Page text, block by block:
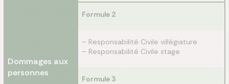
Dommages aux
personnes
Formule 2
– Responsabilité Civile villégiature
– Responsabilité Civile stage
Formule 3